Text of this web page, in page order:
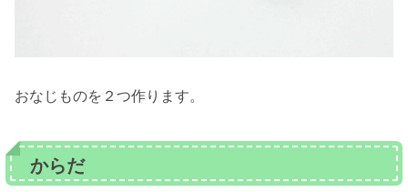
おなじものを２つ作ります。
からだ